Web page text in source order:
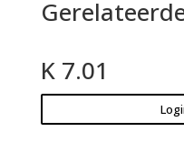
K 7.01